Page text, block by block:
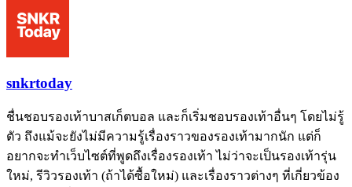
snkrtoday
ชื่นชอบรองเท้าบาสเก็ตบอล และก็เริ่มชอบรองเท้าอื่นๆ โดยไม่รู้
ตัว ถึงแม้จะยังไม่มีความรู้เรื่องราวของรองเท้ามากนัก แต่ก็
อยากจะทำเว็บไซต์ที่พูดถึงเรื่องรองเท้า ไม่ว่าจะเป็นรองเท้ารุ่น
ใหม่, รีวิวรองเท้า (ถ้าได้ซื้อใหม่) และเรื่องราวต่างๆ ที่เกี่ยวข้อง